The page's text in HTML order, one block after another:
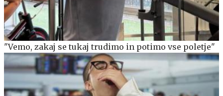
"Vemo, zakaj se tukaj trudimo in potimo vse poletje"